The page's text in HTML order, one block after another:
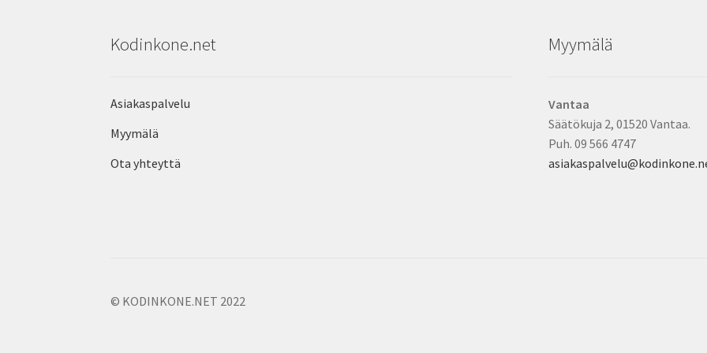
Kodinkone.net
Asiakaspalvelu
Myymälä
Ota yhteyttä
Myymälä
Vantaa
Säätökuja 2, 01520 Vantaa.
Puh. 09 566 4747
© KODINKONE.NET 2022